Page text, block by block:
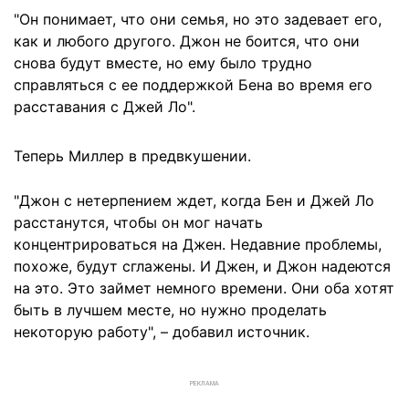
"Он понимает, что они семья, но это задевает его,
как и любого другого. Джон не боится, что они
снова будут вместе, но ему было трудно
справляться с ее поддержкой Бена во время его
расставания с Джей Ло".
Теперь Миллер в предвкушении.
"Джон с нетерпением ждет, когда Бен и Джей Ло
расстанутся, чтобы он мог начать
концентрироваться на Джен. Недавние проблемы,
похоже, будут сглажены. И Джен, и Джон надеются
на это. Это займет немного времени. Они оба хотят
быть в лучшем месте, но нужно проделать
некоторую работу", – добавил источник.
РЕКЛАМА